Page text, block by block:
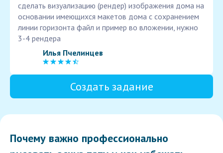
сделать визуализацию (рендер) изображения дома на
основании имеющихся макетов дома с сохранением
линии горизонта файл и пример во вложении, нужно
3-4 рендера
Илья Пчелинцев
Создать задание
Почему важно профессионально